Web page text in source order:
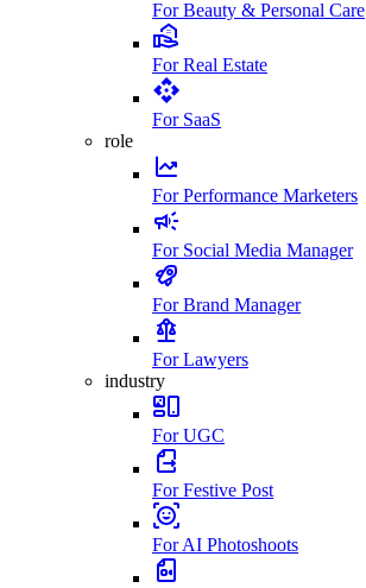
For Beauty & Personal Care
For Real Estate
For SaaS
role
For Performance Marketers
For Social Media Manager
For Brand Manager
For Lawyers
industry
For UGC
For Festive Post
For AI Photoshoots